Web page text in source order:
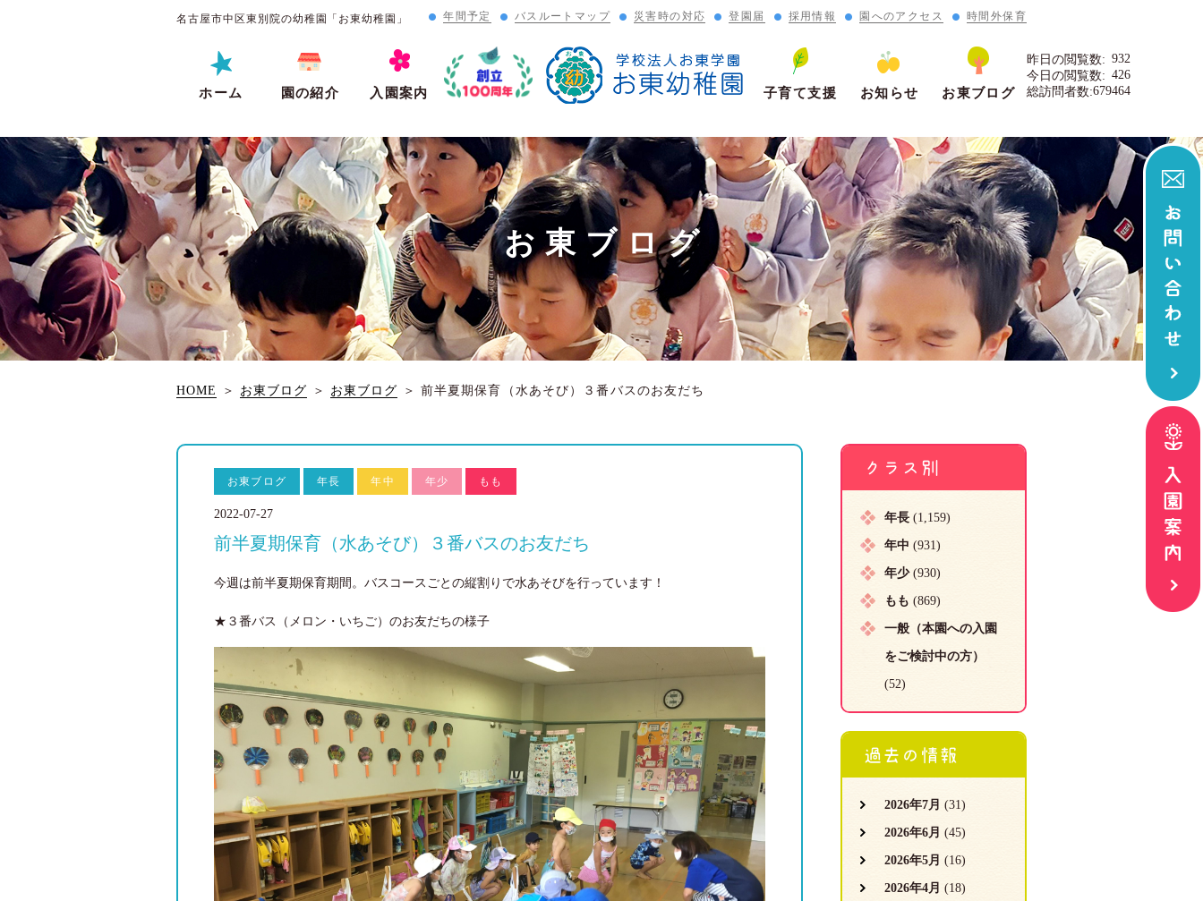
名古屋市中区東別院の幼稚園「お東幼稚園」 年間予定 バスルートマップ 災害時の対応 登園届 採用情報 園へのアクセス 時間外保育
ホーム 園の紹介 入園案内 子育て支援 お知らせ お東ブログ
932
昨日の閲覧数:
426
今日の閲覧数:
679464
総訪問者数:
お東ブログ
HOME ＞ お東ブログ ＞ お東ブログ ＞ 前半夏期保育（水あそび）３番バスのお友だち
お東ブログ 年長 年中 年少 もも
2022-07-27
前半夏期保育（水あそび）３番バスのお友だち
今週は前半夏期保育期間。バスコースごとの縦割りで水あそびを行っています！
★３番バス（メロン・いちご）のお友だちの様子
クラス別
年長 (1,159)
年中 (931)
年少(930)
もも (869)
一般（本園への入園
をご検討中の方）
(52)
過去の情報
2026年7月 (31)
2026年6月 (45)
2026年5月 (16)
2026年4月 (18)